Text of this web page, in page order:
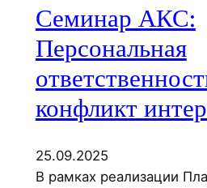
Семинар АКС:
Персональная
конфликт
25.09.2025
В рамках реализации